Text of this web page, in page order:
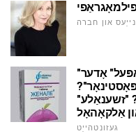
נייַעס און חברה
"זשענאַלע": באריכטן. "איך עסקאַפּעל" אָדער
"זשענאַלע"
אַלקאָהאָל
געזונטהייַט